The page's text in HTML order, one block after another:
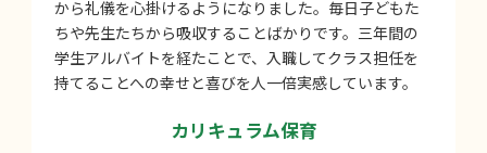
から礼儀を心掛けるようになりました。毎日子どもた
ちや先生たちから吸収することばかりです。三年間の
学生アルバイトを経たことで、入職してクラス担任を
持てることへの幸せと喜びを人一倍実感しています。
カリキュラム保育